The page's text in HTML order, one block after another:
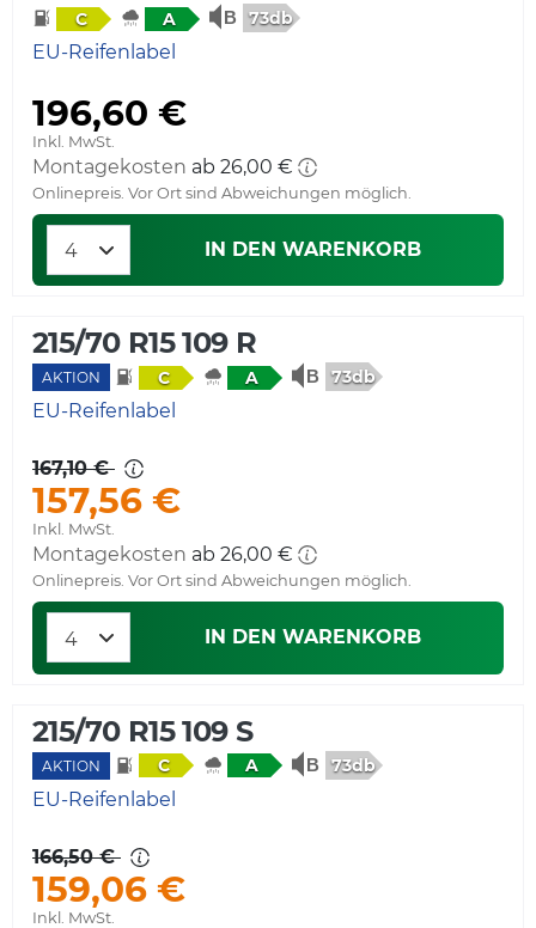
C A 73db
EU-Reifenlabel
196,60 €
Inkl. MwSt.
Montagekosten ab 26,00 €
Onlinepreis. Vor Ort sind Abweichungen möglich.
IN DEN WARENKORB
215/70 R15 109 R
AKTION C A 73db
EU-Reifenlabel
167,10 €
157,56 €
Inkl. MwSt.
Montagekosten ab 26,00 €
Onlinepreis. Vor Ort sind Abweichungen möglich.
IN DEN WARENKORB
215/70 R15 109 S
AKTION C A 73db
EU-Reifenlabel
166,50 €
159,06 €
Inkl. MwSt.